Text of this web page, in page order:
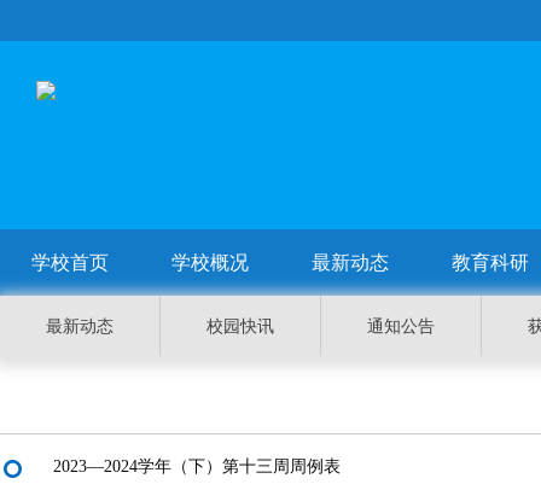
学校首页 学校概况 最新动态 教育科研
最新动态 校园快讯 通知公告
2023—2024学年（下）第十三周周例表